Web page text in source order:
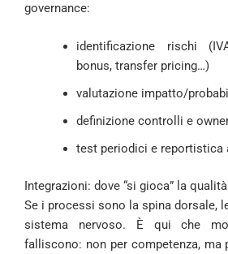
governance:
identificazione rischi
bonus, transfer pricing…)
valutazione impatto/
definizione controlli e
test periodici e reportistica
Integrazioni: dove “si gioca” la
Se i processi sono la spina dorsale,
sistema nervoso. È qui che
falliscono: non per competenza, ma